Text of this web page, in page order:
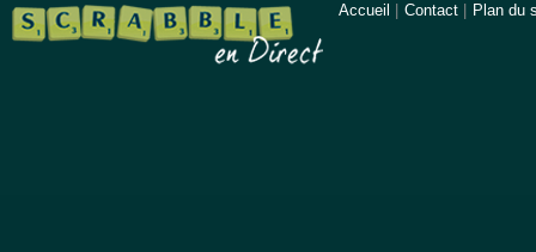
Accueil Contact Plan du